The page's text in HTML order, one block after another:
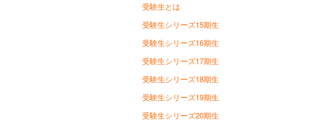
受験生とは
受験生シリーズ15期生
受験生シリーズ16期生
受験生シリーズ17期生
受験生シリーズ18期生
受験生シリーズ19期生
受験生シリーズ20期生